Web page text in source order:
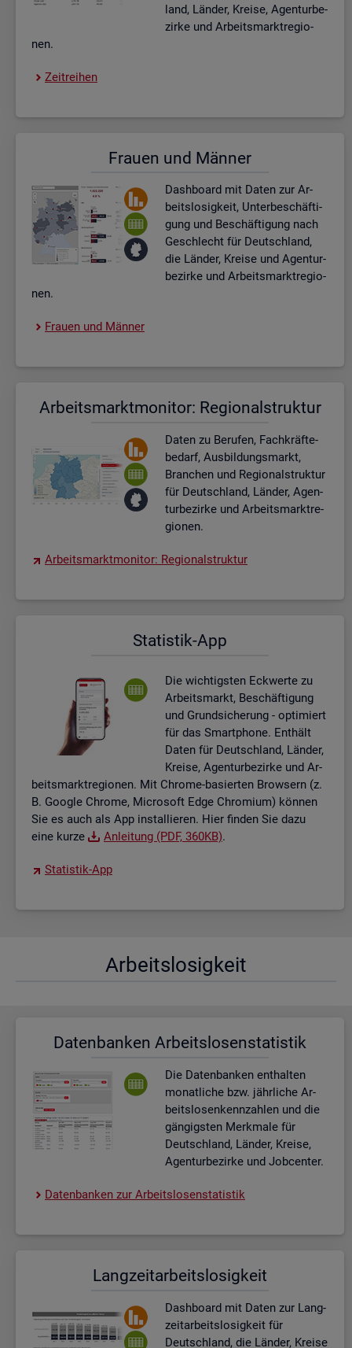
land, Län­der, Krei­se, Agen­tur­be­
zir­ke und Ar­beits­markt­re­gio­
nen.
Zeit­rei­hen
Frau­en und Män­ner
Dash­board mit Daten zur Ar­
beits­lo­sig­keit, Un­ter­be­schäf­ti­
gung und Be­schäf­ti­gung nach
Ge­schlecht für Deutsch­land,
die Län­der, Krei­se und Agen­tur­
be­zir­ke und Ar­beits­markt­re­gio­
nen.
Frau­en und Män­ner
Ar­beits­markt­mo­ni­tor: Re­gio­nal­struk­tur
Daten zu Be­ru­fen, Fach­kräf­te­
be­darf, Aus­bil­dungs­markt,
Bran­chen und Re­gio­nal­struk­tur
für Deutsch­land, Län­der, Agen­
tur­be­zir­ke und Ar­beits­markt­re­
gio­nen.
Ar­beits­markt­mo­ni­tor: Re­gio­nal­struk­tur
Sta­tis­tik-App
Die wich­tigs­ten Eck­wer­te zu
Ar­beits­markt, Be­schäf­ti­gung
und Grund­si­che­rung - op­ti­miert
für das Smart­pho­ne. Ent­hält
Daten für Deutsch­land, Län­der,
Krei­se, Agen­tur­be­zir­ke und Ar­
beits­markt­re­gio­nen. Mit Chro­me-ba­sier­ten Brow­sern (z.
B. Goog­le Chro­me, Mi­cro­soft Edge Chro­mi­um) kön­nen
Sie es auch als App in­stal­lie­ren. Hier fin­den Sie dazu
eine kurze
An­lei­tung (PDF, 360KB).
Sta­tis­tik-App
Ar­beits­lo­sig­keit
Da­ten­ban­ken Ar­beits­lo­sen­sta­tis­tik
Die Da­ten­ban­ken ent­hal­ten
mo­nat­li­che bzw. jähr­li­che Ar­
beits­lo­sen­kenn­zah­len und die
gän­gigs­ten Merk­ma­le für
Deutsch­land, Län­der, Krei­se,
Agen­tur­be­zir­ke und Job­cen­ter.
Da­ten­ban­ken zur Ar­beits­lo­sen­sta­tis­tik
Lang­zeit­ar­beits­lo­sig­keit
Dash­board mit Daten zur Lang­
zeit­ar­beits­lo­sig­keit für
Deutsch­land, die Län­der, Krei­se